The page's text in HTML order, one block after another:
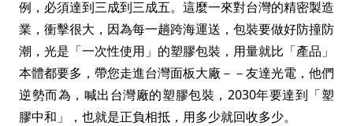
例，必須達到三成到三成五。這麼一來對台灣的精密製造
業，衝擊很大，因為每一趟跨海運送，包裝要做好防撞防
潮，光是「一次性使用」的塑膠包裝，用量就比「產品」
本體都要多，帶您走進台灣面板大廠－－友達光電，他們
逆勢而為，喊出台灣廠的塑膠包裝，2030年要達到「塑
膠中和」，也就是正負相抵，用多少就回收多少。